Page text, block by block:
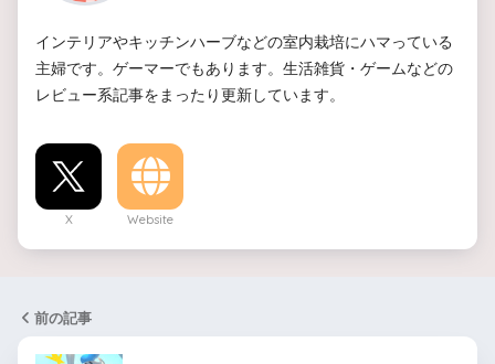
インテリアやキッチンハーブなどの室内栽培にハマっている
主婦です。ゲーマーでもあります。生活雑貨・ゲームなどの
レビュー系記事をまったり更新しています。
X Website
前の記事